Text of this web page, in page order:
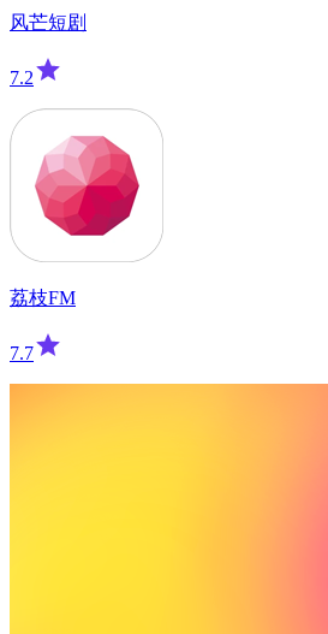
风芒短剧
7.2
荔枝FM
7.7